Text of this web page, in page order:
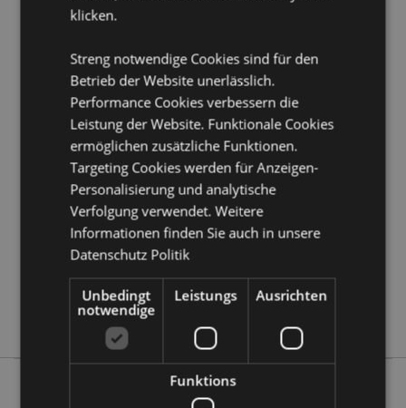
Produkttressourcen:
erfahren?Dann lesen Sie unserenLeitfaden für
Kundeninformationen.
Produktattribute
Information
Höhe 16.5cm Breite 7.5cm Tiefe 7.5cm
5055071748776
24
0.401000
Keine
Keine
klicken.
Streng notwendige Cookies sind für den
Betrieb der Website unerlässlich.
Performance Cookies verbessern die
Leistung der Website. Funktionale Cookies
ermöglichen zusätzliche Funktionen.
Targeting Cookies werden für Anzeigen-
Personalisierung und analytische
Verfolgung verwendet. Weitere
Informationen finden Sie auch in unsere
Datenschutz Politik
Unbedingt
notwendige
Leistungs Ausrichten
Funktions